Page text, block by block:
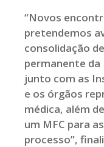
“Novos
pretendemos
consolidação
permanente da
junto com as
e os órgãos
médica, além
um MFC para
processo”,